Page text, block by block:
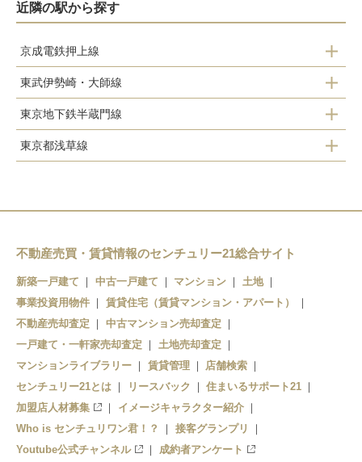
近隣の駅から探す
京成電鉄押上線
押上
八広
東武伊勢崎・大師線
浅草
東京スカイツリー
押上
鐘ヶ淵
東京地下鉄半蔵門線
清澄白河
東京都浅草線
不動産売買・賃貸情報のセンチュリー21総合サイト
新築一戸建て 中古一戸建て マンション
土地
事業投資用物件
賃貸住宅（賃貸マンション・アパート）
不動産売却査定
中古マンション売却査定
一戸建て・一軒家売却査定
土地売却査定
マンションライブラリー
賃貸管理
店舗検索
センチュリー21とは
リースバック
住まいるサポート21
加盟店人材募集
イメージキャラクター紹介
Who is センチュリワン君！？
接客グランプリ
Youtube公式チャンネル
成約者アンケート